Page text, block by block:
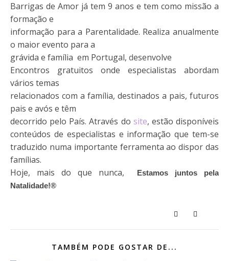
Barrigas de Amor já tem 9 anos e tem como missão a
formação e
informação para a Parentalidade. Realiza anualmente
o maior evento para a
grávida e família em Portugal, desenvolve
Encontros gratuitos onde especialistas abordam
vários temas
relacionados com a família, destinados a pais, futuros
pais e avós e têm
decorrido pelo País. Através do site, estão disponíveis
conteúdos de especialistas e informação que tem-se
traduzido numa importante ferramenta ao dispor das
famílias.
Hoje, mais do que nunca,
Estamos juntos pela
Natalidade!®
TAMBÉM PODE GOSTAR DE...